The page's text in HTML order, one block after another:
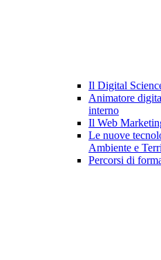
Il Digital
Animatore
interno
Il Web
Le nuove
Ambiente e
Percorsi di